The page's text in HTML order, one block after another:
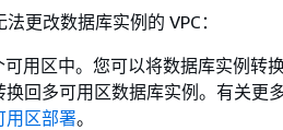
更改数据库实例的 VPC：
用区中。您可以将数据库实例转
换回多可用区数据库实例。有关更
用区部署。